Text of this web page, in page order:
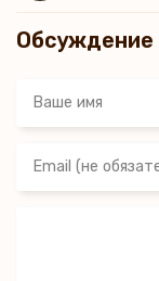
Обсуждение